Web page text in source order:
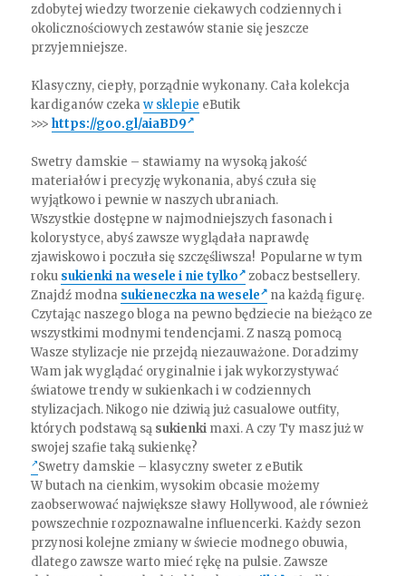
zdobytej wiedzy tworzenie ciekawych codziennych i
okolicznościowych zestawów stanie się jeszcze
przyjemniejsze.
Klasyczny, ciepły, porządnie wykonany. Cała kolekcja
kardiganów czekaw sklepie eButik
>>>https://goo.gl/aiaBD9
Swetry damskie – stawiamy na wysoką jakość
materiałów i precyzję wykonania, abyś czuła się
wyjątkowo i pewnie w naszych ubraniach.
Wszystkie dostępne w najmodniejszych fasonach i
kolorystyce, abyś zawsze wyglądała naprawdę
zjawiskowo i poczuła się szczęśliwsza! Popularne w tym
roku sukienki na wesele i nie tylko
zobacz bestsellery.
Znajdź modna sukieneczka na wesele
na każdą figurę.
Czytając naszego bloga na pewno będziecie na bieżąco ze
wszystkimi modnymi tendencjami. Z naszą pomocą
Wasze stylizacje nie przejdą niezauważone. Doradzimy
Wam jak wyglądać oryginalnie i jak wykorzystywać
światowe trendy w sukienkach i w codziennych
stylizacjach. Nikogo nie dziwią już casualowe outfity,
których podstawą są sukienki maxi. A czy Ty masz już w
swojej szafie taką sukienkę?
Swetry damskie – klasyczny sweter z eButik
W butach na cienkim, wysokim obcasie możemy
zaobserwować największe sławy Hollywood, ale również
powszechnie rozpoznawalne influencerki. Każdy sezon
przynosi kolejne zmiany w świecie modnego obuwia,
dlatego zawsze warto mieć rękę na pulsie. Zawsze